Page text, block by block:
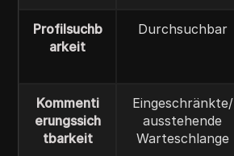
Profilsuchb
arkeit
Durchsuchbar
Kommenti
erungssich
tbarkeit
Eingeschränkte/
ausstehende
Warteschlange